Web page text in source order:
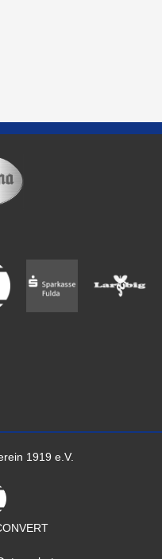
1919 e.V.